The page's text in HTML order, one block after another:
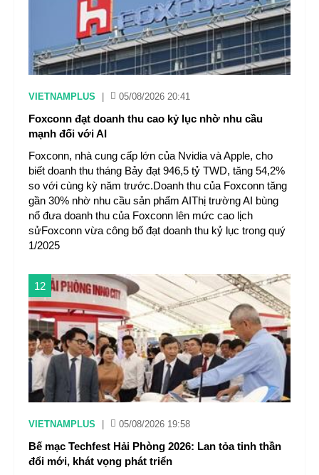
VIETNAMPLUS 05/08/2026 20:41
Foxconn đạt doanh thu cao kỷ lục nhờ nhu cầu
mạnh đối với AI
Foxconn, nhà cung cấp lớn của Nvidia và Apple, cho
biết doanh thu tháng Bảy đạt 946,5 tỷ TWD, tăng 54,2%
so với cùng kỳ năm trước.Doanh thu của Foxconn tăng
gần 30% nhờ nhu cầu sản phẩm AIThị trường AI bùng
nổ đưa doanh thu của Foxconn lên mức cao lịch
sửFoxconn vừa công bố đạt doanh thu kỷ lục trong quý
1/2025
12
VIETNAMPLUS 05/08/2026 19:58
Bế mạc Techfest Hải Phòng 2026: Lan tỏa tinh thần
đổi mới, khát vọng phát triển